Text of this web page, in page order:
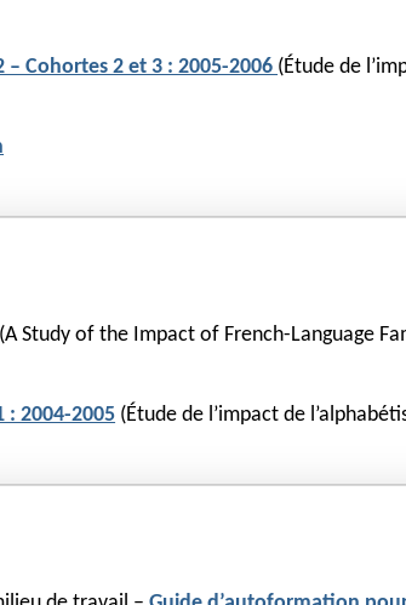
Cohortes 2 et 3 : 2005-2006 (Étude de
(A Study of the Impact of French-Language
: 2004-2005 (Étude de l’impact de